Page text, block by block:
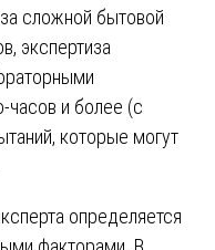
сложной бытовой
экспертиза
и более (с
которые могут
определяется